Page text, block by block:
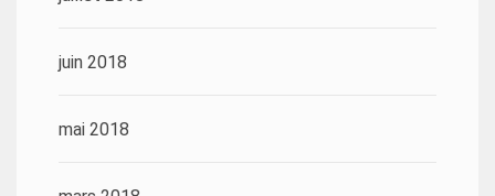
juin 2018
mai 2018